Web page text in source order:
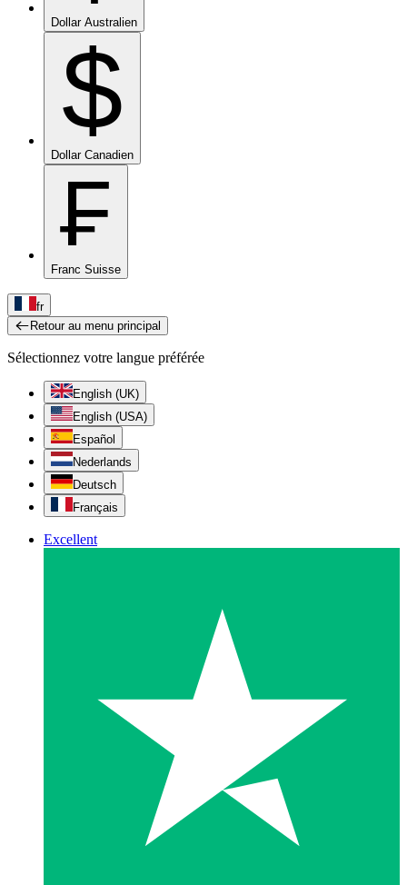
Dollar Australien
$
Dollar Canadien
₣
Franc Suisse
fr
Retour au menu principal
Sélectionnez votre langue préférée
English (UK)
English (USA)
Español
Nederlands
Deutsch
Français
Excellent